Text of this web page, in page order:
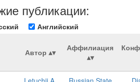
публикации:
Английский
Автор Аффилиация